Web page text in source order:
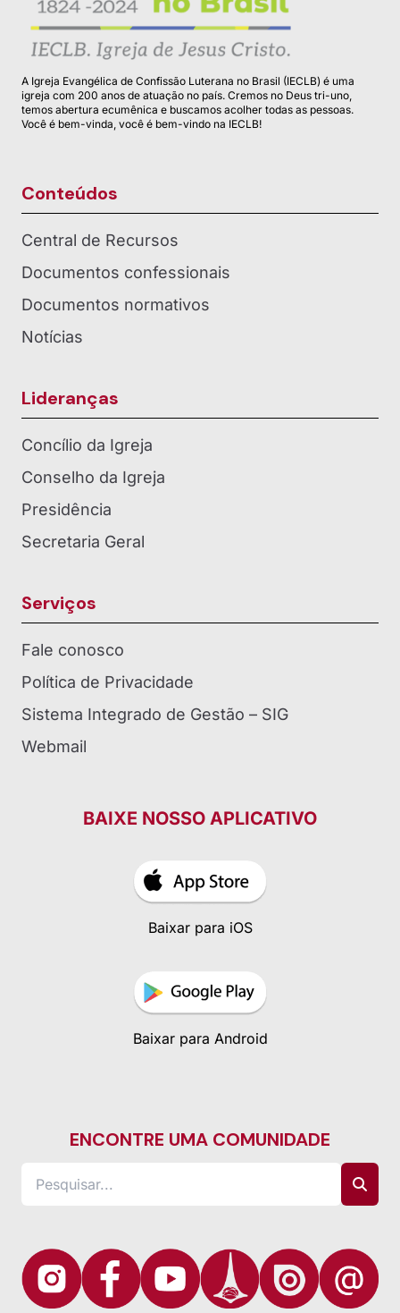
A Igreja Evangélica de Confissão Luterana no Brasil (IECLB) é uma
igreja com 200 anos de atuação no país. Cremos no Deus tri-uno,
temos abertura ecumênica e buscamos acolher todas as pessoas.
Você é bem-vinda, você é bem-vindo na IECLB!
Conteúdos
Central de Recursos
Documentos confessionais
Documentos normativos
Notícias
Lideranças
Concílio da Igreja
Conselho da Igreja
Presidência
Secretaria Geral
Serviços
Fale conosco
Política de Privacidade
Sistema Integrado de Gestão – SIG
Webmail
BAIXE NOSSO APLICATIVO
Baixar para iOS
Baixar para Android
ENCONTRE UMA COMUNIDADE